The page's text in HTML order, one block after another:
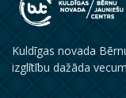
Kuldīgas novada
izglītību dažāda